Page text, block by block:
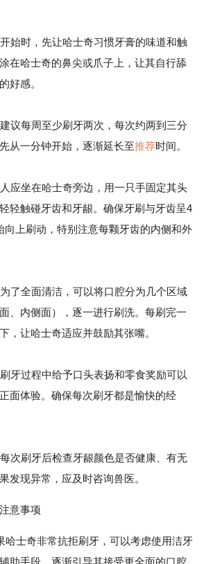
始时，先让哈士奇习惯牙膏的味道和触
在哈士奇的鼻尖或爪子上，让其自行舔
好感。
每周至少刷牙两次，每次约两到三分
从一分钟开始，逐渐延长至推荐时间。
坐在哈士奇旁边，用一只手固定其头
轻触碰牙齿和牙龈。确保牙刷与牙齿呈4
向上刷动，特别注意每颗牙齿的内侧和外
全面清洁，可以将口腔分为几个区域
、内侧面），逐一进行刷洗。每刷完一
，让哈士奇适应并鼓励其张嘴。
过程中给予口头表扬和零食奖励可以
面体验。确保每次刷牙都是愉快的经
刷牙后检查牙龈颜色是否健康、有无
发现异常，应及时咨询兽医。
意事项
哈士奇非常抗拒刷牙，可以考虑使用洁牙
助手段，逐渐引导其接受更全面的口腔